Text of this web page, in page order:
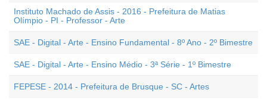
Instituto Machado de Assis - 2016 - Prefeitura de Matias
Olímpio - PI - Professor - Arte
SAE - Digital - Arte - Ensino Fundamental - 8º Ano - 2º Bimestre
SAE - Digital - Arte - Ensino Médio - 3ª Série - 1º Bimestre
FEPESE - 2014 - Prefeitura de Brusque - SC - Artes